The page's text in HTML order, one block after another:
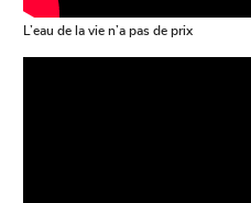
L’eau de la vie n’a pas de prix